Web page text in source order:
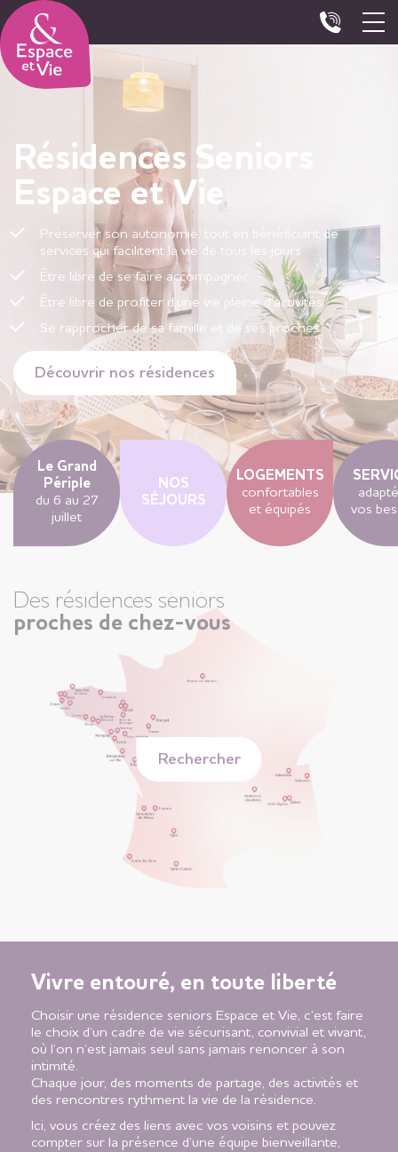
Résidences Seniors
Espace et Vie
Préserver son autonomie, tout en bénéficiant de
services qui facilitent la vie de tous les jours
Être libre de se faire accompagner
Être libre de profiter d’une vie pleine d’activités
Se rapprocher de sa famille et de ses proches
Découvrir nos résidences
Le Grand
Périple
du 6 au 27
juillet
NOS
SÉJOURS
LOGEMENTS
confortables
et équipés
vos
Des résidences seniors
proches de chez-vous
Rechercher
Vivre entouré, en toute liberté
Choisir une résidence seniors Espace et Vie, c’est faire
le choix d’un cadre de vie sécurisant, convivial et vivant,
où l’on n’est jamais seul sans jamais renoncer à son
intimité.
Chaque jour, des moments de partage, des activités et
des rencontres rythment la vie de la résidence.
Ici, vous créez des liens avec vos voisins et pouvez
compter sur la présence d’une équipe bienveillante,
Panneau de gestion des cookies